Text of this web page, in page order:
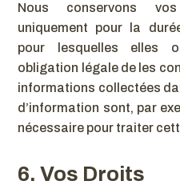
Nous conservons
uniquement pour la
pour lesquelles elles
obligation légale de les
informations collectées
d’information sont, par
nécessaire pour traiter
6. Vos Droits